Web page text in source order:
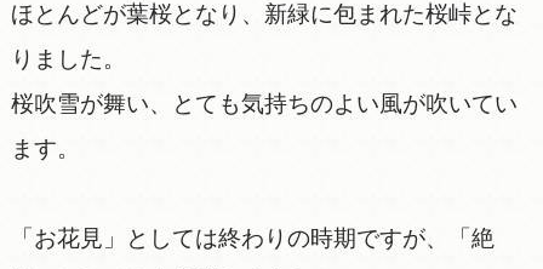
ほとんどが葉桜となり、新緑に包まれた桜峠とな
りました。
桜吹雪が舞い、とても気持ちのよい風が吹いてい
ます。
「お花見」としては終わりの時期ですが、「絶